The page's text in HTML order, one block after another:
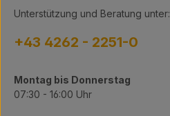
Unterstützung und Beratung unter:
+43 4262 - 2251-0
Montag bis Donnerstag
07:30 - 16:00 Uhr